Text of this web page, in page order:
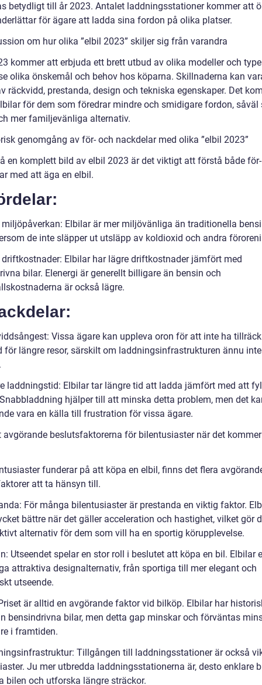
betydligt till år 2023. Antalet laddningsstationer kommer att
för ägare att ladda sina fordon på olika platser.
om hur olika ”elbil 2023” skiljer sig från varandra
kommer att erbjuda ett brett utbud av olika modeller och
olika önskemål och behov hos köparna. Skillnaderna kan
räckvidd, prestanda, design och tekniska egenskaper. Det
för dem som föredrar mindre och smidigare fordon, såväl
mer familjevänliga alternativ.
genomgång av för- och nackdelar med olika ”elbil 2023”
en komplett bild av elbil 2023 är det viktigt att förstå både
med att äga en elbil.
Elbilar är mer miljövänliga än traditionella
de inte släpper ut utsläpp av koldioxid och andra
Elbilar har lägre driftkostnader jämfört med
bilar. Elenergi är generellt billigare än bensin och
är också lägre.
Vissa ägare kan uppleva oron för att inte ha
för längre resor, särskilt om laddningsinfrastrukturen ännu
laddningstid: Elbilar tar längre tid att ladda jämfört med att
hjälper till att minska detta problem, men det
vara en källa till frustration för vissa ägare.
avgörande beslutsfaktorerna för bilentusiaster när det
funderar på att köpa en elbil, finns det flera
att ta hänsyn till.
För många bilentusiaster är prestanda en viktig faktor.
bättre när det gäller acceleration och hastighet, vilket gör
alternativ för dem som vill ha en sportig körupplevelse.
Utseendet spelar en stor roll i beslutet att köpa en bil. Elbilar
attraktiva designalternativ, från sportiga till mer elegant och
utseende.
är alltid en avgörande faktor vid bilköp. Elbilar har
bensindrivna bilar, men detta gap minskar och förväntas
i framtiden.
Tillgången till laddningsstationer är också
Ju mer utbredda laddningsstationerna är, desto enklare
bilen och utforska längre sträckor.